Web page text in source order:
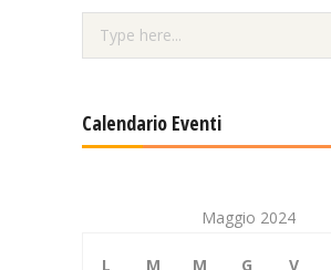
Calendario Eventi
Maggio 2024
L M M G V